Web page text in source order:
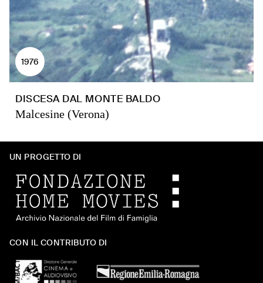
1976
DISCESA DAL MONTE BALDO
Malcesine (Verona)
UN PROGETTO DI
CON IL CONTRIBUTO DI